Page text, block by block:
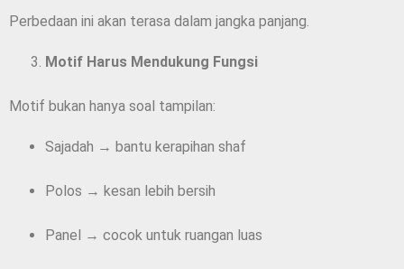
Perbedaan ini akan terasa dalam jangka panjang.
Motif Harus Mendukung Fungsi
Motif bukan hanya soal tampilan:
Sajadah → bantu kerapihan shaf
Polos → kesan lebih bersih
Panel → cocok untuk ruangan luas